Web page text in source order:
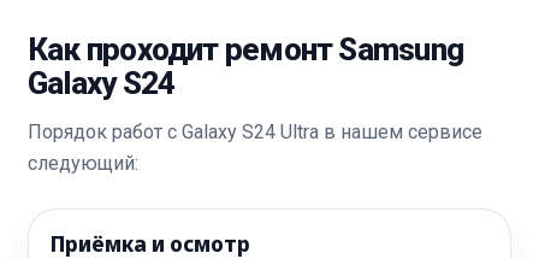
Как проходит ремонт Samsung
Galaxy S24
Порядок работ с Galaxy S24 Ultra в нашем сервисе
следующий:
Приёмка и осмотр